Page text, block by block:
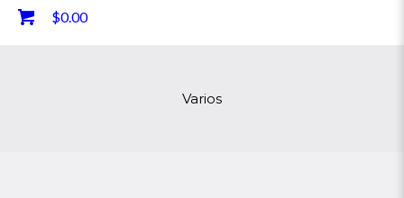
$0.00
Varios